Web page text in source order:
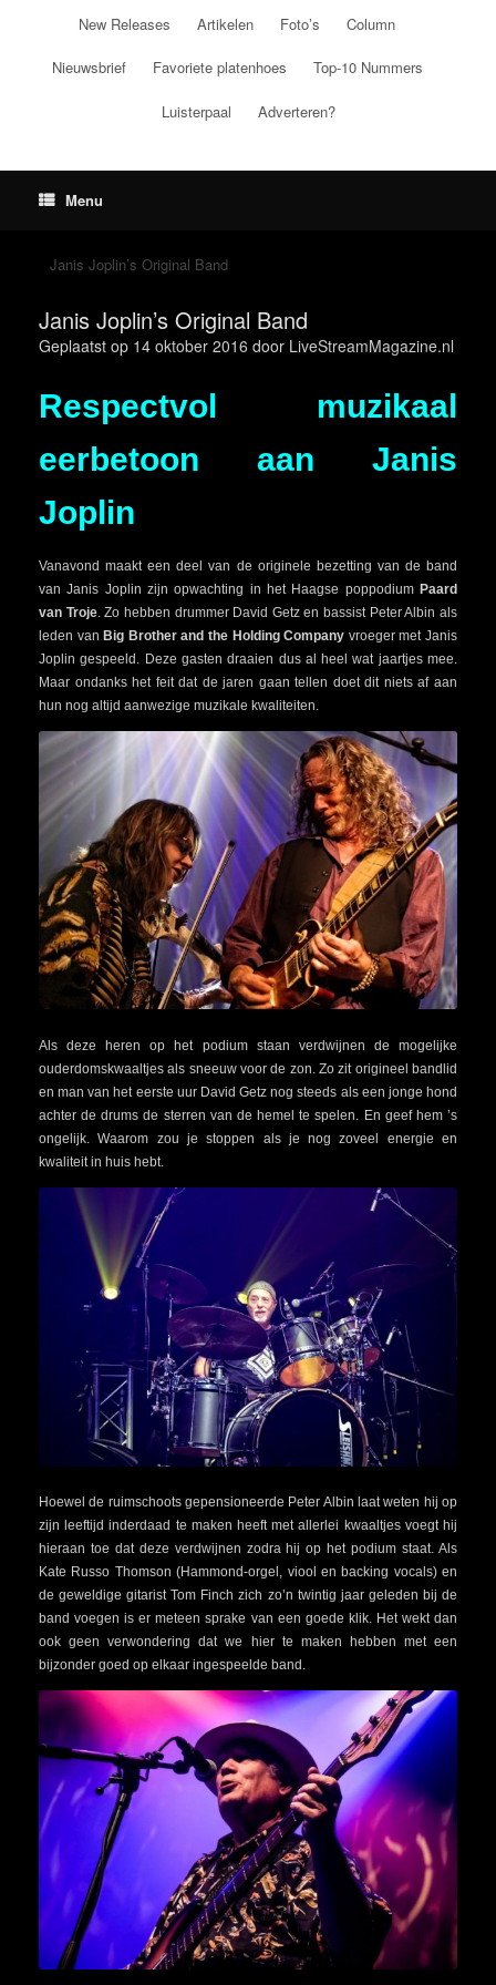
New Releases Artikelen Foto’s Column
Nieuwsbrief Favoriete platenhoes Top-10 Nummers
Luisterpaal Adverteren?
Menu
Janis Joplin’s Original Band
Janis Joplin’s Original Band
Geplaatst op 14 oktober 2016 door LiveStreamMagazine.nl
Respectvol muzikaal
eerbetoon aan Janis
Joplin
Vanavond maakt een deel van de originele bezetting van de band
van Janis Joplin zijn opwachting in het Haagse poppodium Paard
van Troje. Zo hebben drummer David Getz en bassist Peter Albin als
leden vanBig Brother and the Holding Company vroeger met Janis
Joplin gespeeld. Deze gasten draaien dus al heel wat jaartjes mee.
Maar ondanks het feit dat de jaren gaan tellen doet dit niets af aan
hun nog altijd aanwezige muzikale kwaliteiten.
Als deze heren op het podium staan verdwijnen de mogelijke
ouderdomskwaaltjes als sneeuw voor de zon. Zo zit origineel bandlid
en man van het eerste uur David Getz nog steeds als een jonge hond
achter de drums de sterren van de hemel te spelen. En geef hem ’s
ongelijk. Waarom zou je stoppen als je nog zoveel energie en
kwaliteit in huis hebt.
Hoewel de ruimschoots gepensioneerde Peter Albin laat weten hij op
zijn leeftijd inderdaad te maken heeft met allerlei kwaaltjes voegt hij
hieraan toe dat deze verdwijnen zodra hij op het podium staat. Als
Kate Russo Thomson (Hammond-orgel, viool en backing vocals) en
de geweldige gitarist Tom Finch zich zo’n twintig jaar geleden bij de
band voegen is er meteen sprake van een goede klik. Het wekt dan
ook geen verwondering dat we hier te maken hebben met een
bijzonder goed op elkaar ingespeelde band.